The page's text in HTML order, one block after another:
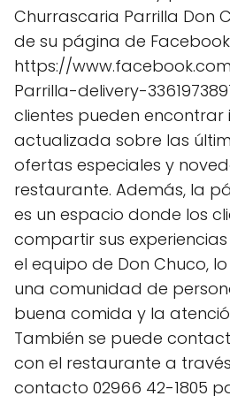
Churrascaria Parrilla Don
de su página de
https://
Parrilla-delivery-
clientes pueden encontrar
actualizada sobre las
ofertas especiales y
restaurante. Además, la
es un espacio donde los
compartir sus
el equipo de Don Chuco,
una comunidad de
buena comida y la
También se puede
con el restaurante a
contacto 02966 42-1805